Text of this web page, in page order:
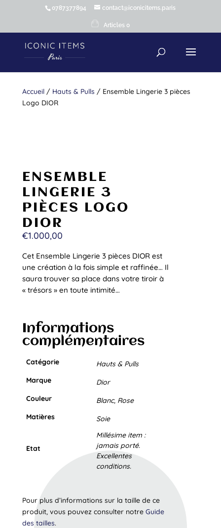
0787377894 contact@iconicitems.paris
Articles 0
Accueil/ Hauts & Pulls / Ensemble Lingerie 3 pièces
Logo DIOR
ENSEMBLE
LINGERIE 3
PIÈCES LOGO
DIOR
€1.000,00
Cet Ensemble Lingerie 3 pièces DIOR est
une création à la fois simple et raffinée… Il
saura trouver sa place dans votre tiroir à
« trésors » en toute intimité…
Informations
complémentaires
Catégorie
Hauts & Pulls
Marque
Dior
Couleur
Blanc, Rose
Matières
Soie
Etat
Millésime item :
jamais porté.
Excellentes
conditions.
Pour plus d’informations sur la taille de ce
produit, vous pouvez consulter notre Guide
des tailles.